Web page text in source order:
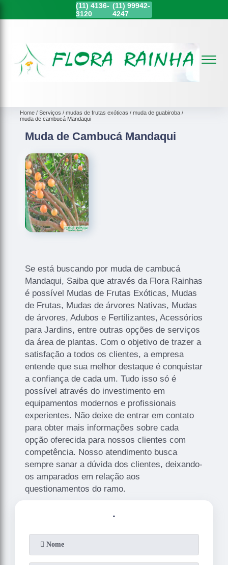
(11) 4136-
3120
(11)99942-
4247
Home Serviços mudas de frutas exóticas
muda de guabiroba
muda de cambucá Mandaqui
Muda de Cambucá Mandaqui
Se está buscando por muda de cambucá
Mandaqui, Saiba que através da Flora Rainhas
é possível Mudas de Frutas Exóticas, Mudas
de Frutas, Mudas de árvores Nativas, Mudas
de árvores, Adubos e Fertilizantes, Acessórios
para Jardins, entre outras opções de serviços
da área de plantas. Com o objetivo de trazer a
satisfação a todos os clientes, a empresa
entende que sua melhor destaque é conquistar
a confiança de cada um. Tudo isso só é
possível através do investimento em
equipamentos modernos e profissionais
experientes. Não deixe de entrar em contato
para obter mais informações sobre cada
opção oferecida para nossos clientes com
competência. Nosso atendimento busca
sempre sanar a dúvida dos clientes, deixando-
os amparados em relação aos
questionamentos do ramo.
.